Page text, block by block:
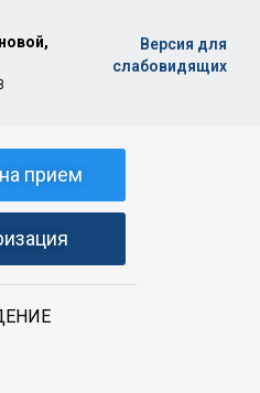
Версия для
слабовидящих
прием